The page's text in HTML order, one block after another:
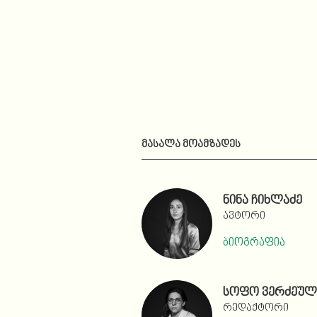
ᲛᲐᲡᲐᲚᲐ ᲛᲝᲐᲛᲖᲐᲓᲔᲡ
ნინა ჩიხლაძე
ავტორი
ბიოგრაფია
სოფო
რედაქტორი